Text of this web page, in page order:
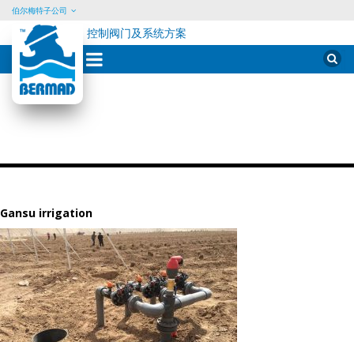
Skip
to
content
伯尔梅特子公司
控制阀门及系统方案
for:
Gansu irrigation